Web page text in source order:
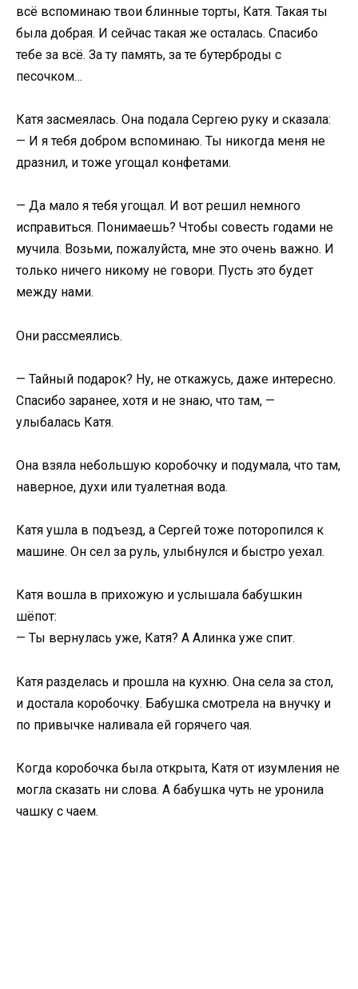
всё вспоминаю твои блинные торты, Катя. Такая ты
была добрая. И сейчас такая же осталась. Спасибо
тебе за всё. За ту память, за те бутерброды с
песочком…
Катя засмеялась. Она подала Сергею руку и сказала:
— И я тебя добром вспоминаю. Ты никогда меня не
дразнил, и тоже угощал конфетами.
— Да мало я тебя угощал. И вот решил немного
исправиться. Понимаешь? Чтобы совесть годами не
мучила. Возьми, пожалуйста, мне это очень важно. И
только ничего никому не говори. Пусть это будет
между нами.
Они рассмеялись.
— Тайный подарок? Ну, не откажусь, даже интересно.
Спасибо заранее, хотя и не знаю, что там, —
улыбалась Катя.
Она взяла небольшую коробочку и подумала, что там,
наверное, духи или туалетная вода.
Катя ушла в подъезд, а Сергей тоже поторопился к
машине. Он сел за руль, улыбнулся и быстро уехал.
Катя вошла в прихожую и услышала бабушкин
шёпот:
— Ты вернулась уже, Катя? А Алинка уже спит.
Катя разделась и прошла на кухню. Она села за стол,
и достала коробочку. Бабушка смотрела на внучку и
по привычке наливала ей горячего чая.
Когда коробочка была открыта, Катя от изумления не
могла сказать ни слова. А бабушка чуть не уронила
чашку с чаем.